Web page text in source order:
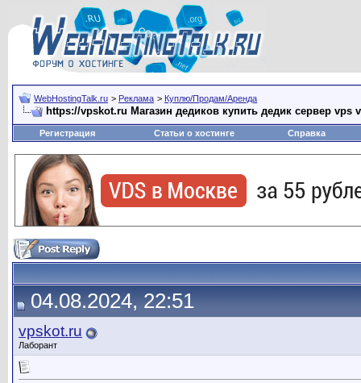
WebHostingTalk.ru > Реклама > Куплю/Продам/Аренда
https://vpskot.ru Магазин дедиков купить дедик сервер vps
Регистрация Статьи о хостинге Справка
04.08.2024, 22:51
vpskot.ru
Лаборант